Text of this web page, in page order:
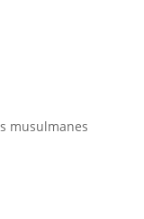
musulmanes